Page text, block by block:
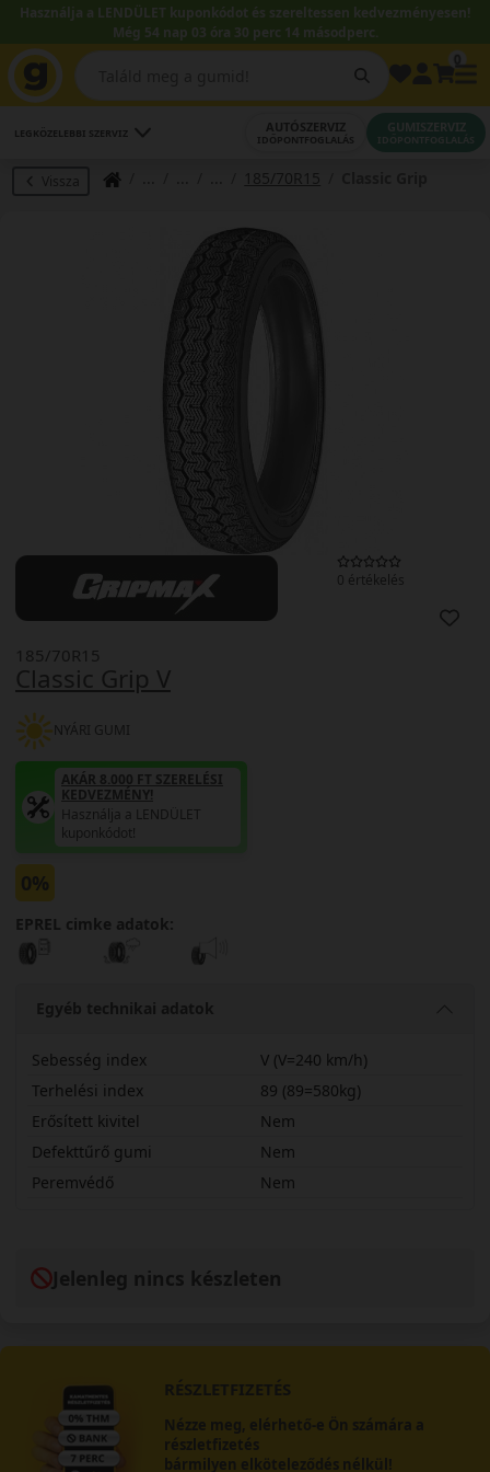
Használja a LENDÜLET kuponkódot és szereltessen kedvezményesen!
Még 54 nap 03 óra 30 perc 14 másodperc.
LEGKÖZELEBBI SZERVIZ AUTÓSZERVIZ
IDŐPONTFOGLALÁS
GUMISZERVIZ
IDŐPONTFOGLALÁS
Vissza 185/70R15
0 értékelés
Classic Grip V
185/70R15
NYÁRI GUMI
AKÁR 8.000 FT SZERELÉSI
KEDVEZMÉNY!
Használja a LENDÜLET
kuponkódot!
0%
EPREL cimke adatok:
Egyéb technikai adatok
Sebesség index
V (V=240 km/h)
Terhelési index
89 (89=580kg)
Erősített kivitel
Nem
Defekttűrő gumi
Nem
Peremvédő
Nem
Jelenleg nincs készleten
RÉSZLETFIZETÉS
Nézze meg, elérhető-e Ön számára a
részletfizetés
bármilyen elköteleződés nélkül!